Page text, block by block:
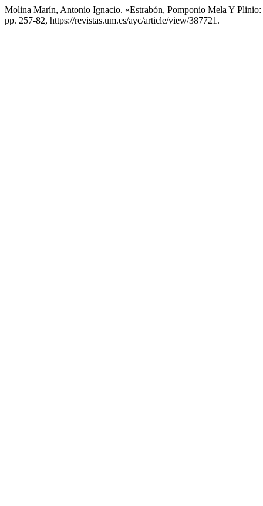
Molina Marín, Antonio Ignacio. «Estrabón, Pomponio Mela Y
pp. 257-82, https://revistas.um.es/ayc/article/view/387721.